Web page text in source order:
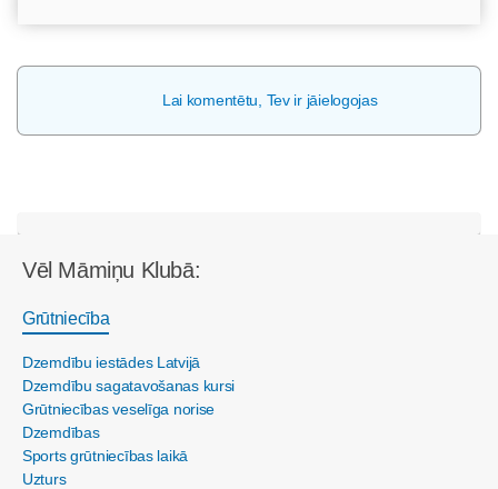
Lai komentētu, Tev ir jāielogojas
Vēl Māmiņu Klubā:
Grūtniecība
Dzemdību iestādes Latvijā
Dzemdību sagatavošanas kursi
Grūtniecības veselīga norise
Dzemdības
Sports grūtniecības laikā
Uzturs